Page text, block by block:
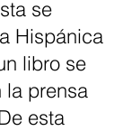
se
Hispánica
libro se
la prensa
esta